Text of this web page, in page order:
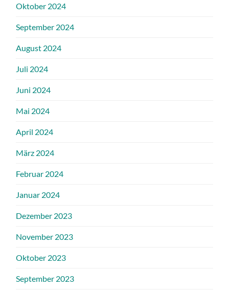
Oktober 2024
September 2024
August 2024
Juli 2024
Juni 2024
Mai 2024
April 2024
März 2024
Februar 2024
Januar 2024
Dezember 2023
November 2023
Oktober 2023
September 2023